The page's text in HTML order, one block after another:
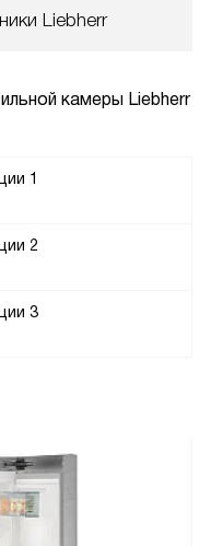
Liebherr
камеры Liebherr
1
2
3